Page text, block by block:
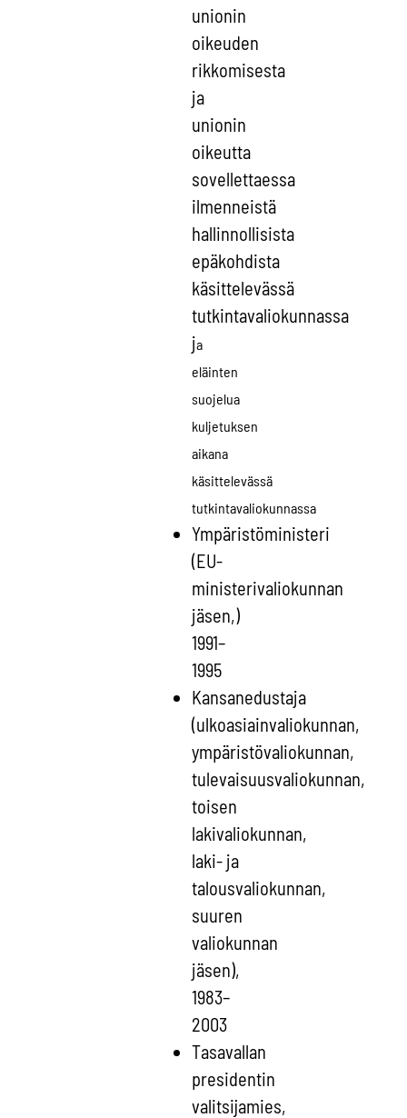
unionin
oikeuden
rikkomisesta
ja
unionin
oikeutta
sovellettaessa
ilmenneistä
hallinnollisista
epäkohdista
käsittelevässä
tutkintavaliokunnassa
ja
eläinten
suojelua
kuljetuksen
aikana
käsittelevässä
tutkintavaliokunnassa
Ympäristöministeri
(EU-
ministerivaliokunnan
jäsen,)
1991–
1995
Kansanedustaja
(ulkoasiainvaliokunnan,
ympäristövaliokunnan,
tulevaisuusvaliokunnan,
toisen
lakivaliokunnan,
laki- ja
talousvaliokunnan,
suuren
valiokunnan
jäsen),
1983–
2003
Tasavallan
presidentin
valitsijamies,